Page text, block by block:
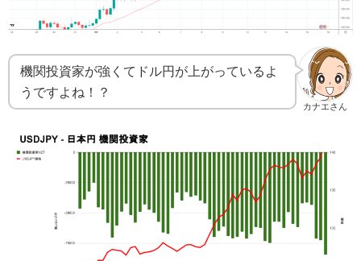
カナエさん
機関投資家が強くてドル円が上がっているよ
うですよね！？